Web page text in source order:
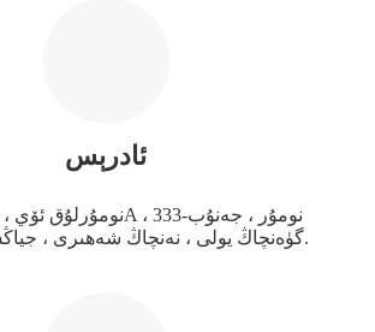
ئادرېس
گۈەنچاڭ يولى ، نەنچاڭ شەھىرى ، جياڭشى ، جۇڭگو.